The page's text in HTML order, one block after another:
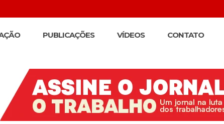
PUBLICAÇÕES VÍDEOS CONTATO